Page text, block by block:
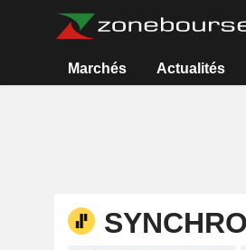
Marchés Actualités